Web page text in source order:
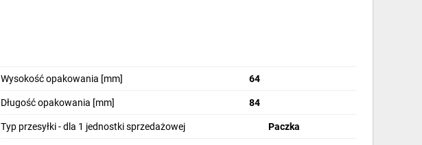
Wysokość opakowania [mm] 64
Długość opakowania [mm] 84
Typ przesyłki - dla 1 jednostki sprzedażowej Paczka